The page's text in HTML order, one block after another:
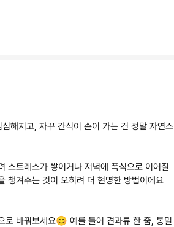
해지고, 자꾸 간식이 손이 가는 건 정말 자연스
스트레스가 쌓이거나 저녁에 폭식으로 이어질
챙겨주는 것이 오히려 더 현명한 방법이에요
로 바꿔보세요😊 예를 들어 견과류 한 줌, 통밀